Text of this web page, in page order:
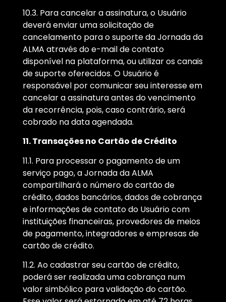
10.3. Para cancelar a assinatura, o Usuário
deverá enviar uma solicitação de
cancelamento para o suporte da Jornada da
ALMA através do e-mail de contato
disponível na plataforma, ou utilizar os canais
de suporte oferecidos. O Usuário é
responsável por comunicar seu interesse em
cancelar a assinatura antes do vencimento
da recorrência, pois, caso contrário, será
cobrado na data agendada.
11. Transações no Cartão de Crédito
11.1. Para processar o pagamento de um
serviço pago, a Jornada da ALMA
compartilhará o número do cartão de
crédito, dados bancários, dados de cobrança
e informações de contato do Usuário com
instituições financeiras, provedores de meios
de pagamento, integradores e empresas de
cartão de crédito.
11.2. Ao cadastrar seu cartão de crédito,
poderá ser realizada uma cobrança num
valor simbólico para validação do cartão.